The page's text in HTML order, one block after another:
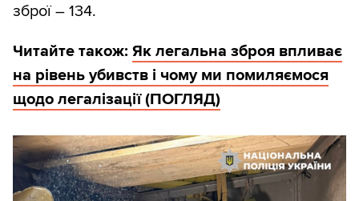
зброї – 134.
Читайте також: Як легальна зброя впливає
на рівень убивств і чому ми помиляємося
щодо легалізації (ПОГЛЯД)